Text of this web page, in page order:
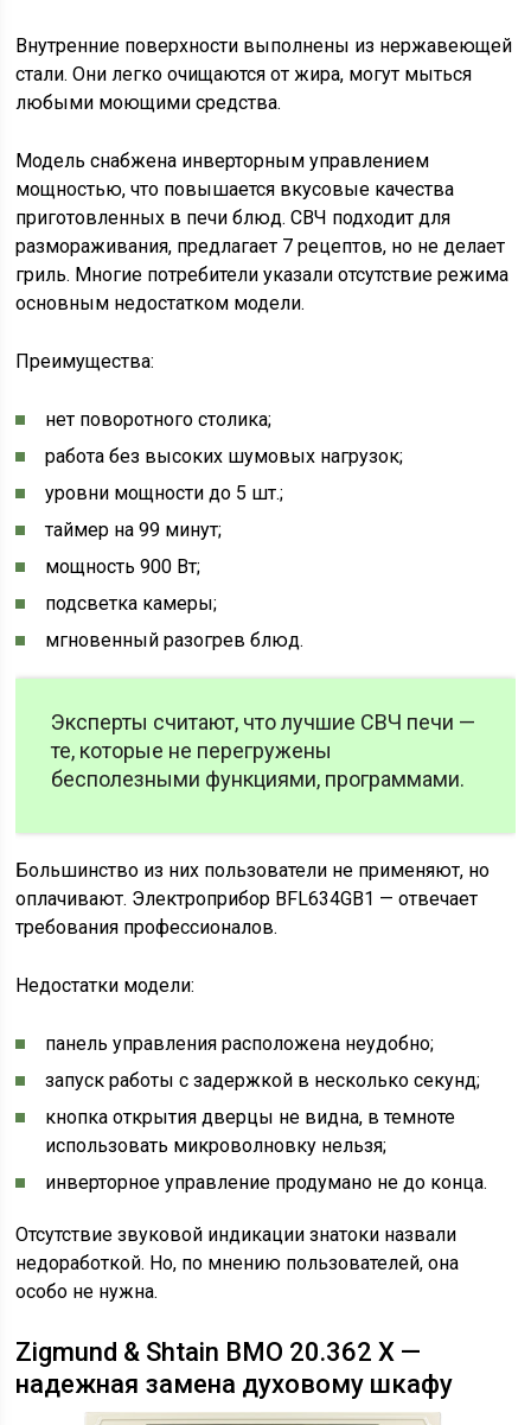
Внутренние поверхности выполнены из нержавеющей
стали. Они легко очищаются от жира, могут мыться
любыми моющими средства.
Модель снабжена инверторным управлением
мощностью, что повышается вкусовые качества
приготовленных в печи блюд. СВЧ подходит для
размораживания, предлагает 7 рецептов, но не делает
гриль. Многие потребители указали отсутствие режима
основным недостатком модели.
Преимущества:
нет поворотного столика;
работа без высоких шумовых нагрузок;
уровни мощности до 5 шт.;
таймер на 99 минут;
мощность 900 Вт;
подсветка камеры;
мгновенный разогрев блюд.
Эксперты считают, что лучшие СВЧ печи —
те, которые не перегружены
бесполезными функциями, программами.
Большинство из них пользователи не применяют, но
оплачивают. Электроприбор BFL634GB1 — отвечает
требования профессионалов.
Недостатки модели:
панель управления расположена неудобно;
запуск работы с задержкой в несколько секунд;
кнопка открытия дверцы не видна, в темноте
использовать микроволновку нельзя;
инверторное управление продумано не до конца.
Отсутствие звуковой индикации знатоки назвали
недоработкой. Но, по мнению пользователей, она
особо не нужна.
Zigmund & Shtain BMO 20.362 X —
надежная замена духовому шкафу